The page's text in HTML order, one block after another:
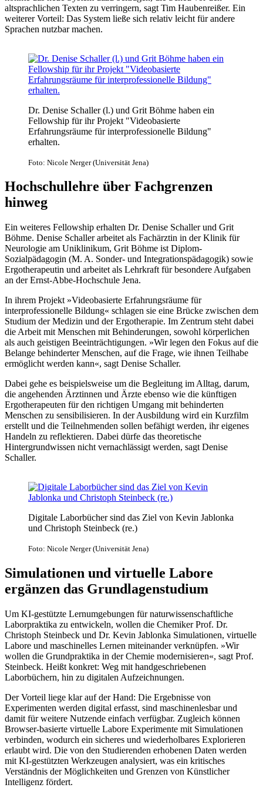
altsprachlichen Texten zu verringern, sagt Tim Haubenreißer. Ein
weiterer Vorteil: Das System ließe sich relativ leicht für andere
Sprachen nutzbar machen.
Dr. Denise Schaller (l.) und Grit Böhme haben ein
Fellowship für ihr Projekt "Videobasierte
Erfahrungsräume für interprofessionelle Bildung"
erhalten.
Foto: Nicole Nerger (Universität Jena)
Hochschullehre über Fachgrenzen
hinweg
Ein weiteres Fellowship erhalten Dr. Denise Schaller und Grit
Böhme. Denise Schaller arbeitet als Fachärztin in der Klinik für
Neurologie am Uniklinikum, Grit Böhme ist Diplom-
Sozialpädagogin (M. A. Sonder- und Integrationspädagogik) sowie
Ergotherapeutin und arbeitet als Lehrkraft für besondere Aufgaben
an der Ernst-Abbe-Hochschule Jena.
In ihrem Projekt »Videobasierte Erfahrungsräume für
interprofessionelle Bildung« schlagen sie eine Brücke zwischen dem
Studium der Medizin und der Ergotherapie. Im Zentrum steht dabei
die Arbeit mit Menschen mit Behinderungen, sowohl körperlichen
als auch geistigen Beeinträchtigungen. »Wir legen den Fokus auf die
Belange behinderter Menschen, auf die Frage, wie ihnen Teilhabe
ermöglicht werden kann«, sagt Denise Schaller.
Dabei gehe es beispielsweise um die Begleitung im Alltag, darum,
die angehenden Ärztinnen und Ärzte ebenso wie die künftigen
Ergotherapeuten für den richtigen Umgang mit behinderten
Menschen zu sensibilisieren. In der Ausbildung wird ein Kurzfilm
erstellt und die Teilnehmenden sollen befähigt werden, ihr eigenes
Handeln zu reflektieren. Dabei dürfe das theoretische
Hintergrundwissen nicht vernachlässigt werden, sagt Denise
Schaller.
Digitale Laborbücher sind das Ziel von Kevin Jablonka
und Christoph Steinbeck (re.)
Foto: Nicole Nerger (Universität Jena)
Simulationen und virtuelle Labore
ergänzen das Grundlagenstudium
Um KI-gestützte Lernumgebungen für naturwissenschaftliche
Laborpraktika zu entwickeln, wollen die Chemiker Prof. Dr.
Christoph Steinbeck und Dr. Kevin Jablonka Simulationen, virtuelle
Labore und maschinelles Lernen miteinander verknüpfen. »Wir
wollen die Grundpraktika in der Chemie modernisieren«, sagt Prof.
Steinbeck. Heißt konkret: Weg mit handgeschriebenen
Laborbüchern, hin zu digitalen Aufzeichnungen.
Der Vorteil liege klar auf der Hand: Die Ergebnisse von
Experimenten werden digital erfasst, sind maschinenlesbar und
damit für weitere Nutzende einfach verfügbar. Zugleich können
Browser-basierte virtuelle Labore Experimente mit Simulationen
verbinden, wodurch ein sicheres und wiederholbares Explorieren
erlaubt wird. Die von den Studierenden erhobenen Daten werden
mit KI-gestützten Werkzeugen analysiert, was ein kritisches
Verständnis der Möglichkeiten und Grenzen von Künstlicher
Intelligenz fördert.